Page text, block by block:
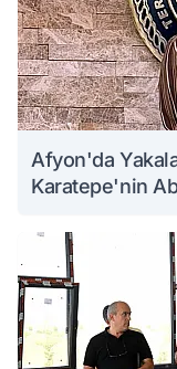
Afyon'da
Karatepe'nin